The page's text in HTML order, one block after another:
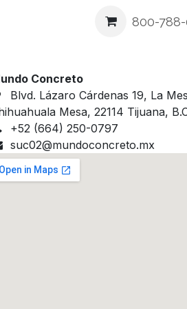
Contáctenos 800-788-
Concreto
Blvd. Lázaro Cárdenas 19, La
Mesa, 22114 Tijuana,
+52 (664) 250-0797
suc02@mundoconcreto.mx